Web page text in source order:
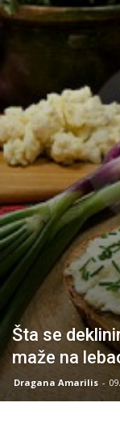
Šta se
maže na
Dragana Amarilis -